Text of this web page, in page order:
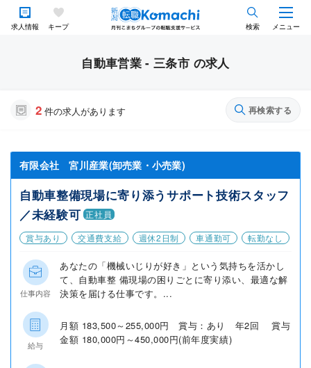
求人情報 キープ 検索 メニュー
自動車営業 - 三条市 の求人
2 件の求人があります 再検索する
有限会社 宮川産業(卸売業・小売業)
自動車整備現場に寄り添うサポート技術スタッフ
／未経験可 正社員
賞与あり
交通費支給 週休2日制 車通勤可 転勤なし
仕事内容
あなたの「機械いじりが好き」という気持ちを活かし
て、自動車整 備現場の困りごとに寄り添い、最適な解
決策を届ける仕事です。...
給与
月額 183,500～255,000円 賞与：あり 年2回 賞与
金額 180,000円～450,000円(前年度実績)